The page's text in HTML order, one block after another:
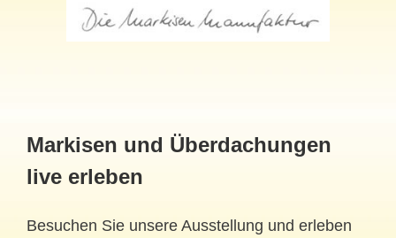
Markisen und Überdachungen
live erleben
Besuchen Sie unsere Ausstellung und erleben